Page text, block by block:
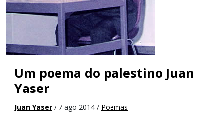
Um poema do palestino Juan
Yaser
Juan Yaser / 7 ago 2014 / Poemas